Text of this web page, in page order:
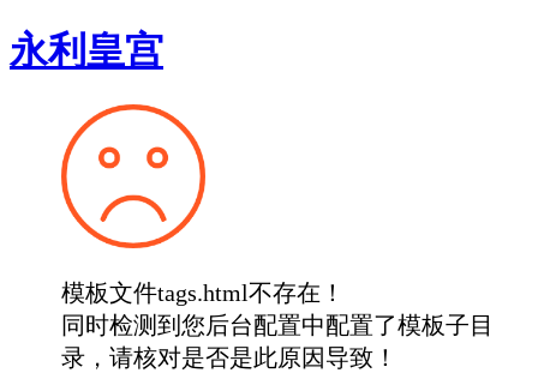
永利皇宫
模板文件tags.html不存在！
同时检测到您后台配置中配置了模板子目
录，请核对是否是此原因导致！